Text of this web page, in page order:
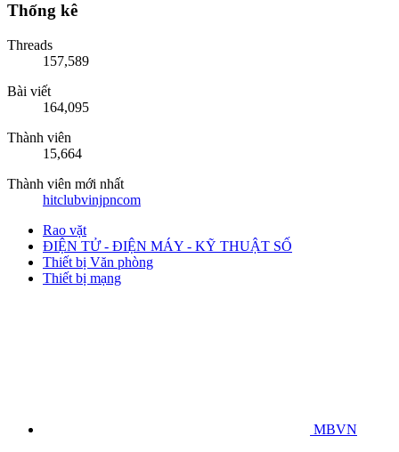
Thống kê
Threads
157,589
Bài viết
164,095
Thành viên
15,664
Thành viên mới nhất
hitclubvinjpncom
Rao vặt
ĐIỆN TỬ - ĐIỆN MÁY - KỸ THUẬT SỐ
Thiết bị Văn phòng
Thiết bị mạng
MBVN